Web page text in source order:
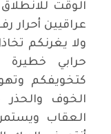
الوقت
عراقيين أحرار
ولا يغرنكم
حرابي خطيرة
كتخويفكم
الخوف
العقاب